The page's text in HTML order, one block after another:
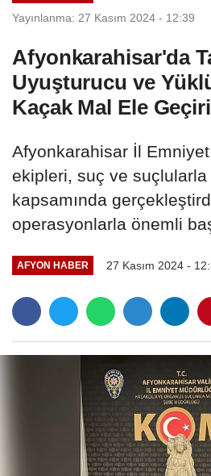
Yayınlanma: 27 Kasım 2024 - 12:39
Afyonkarahisar'da
Uyuşturucu ve
Kaçak Mal Ele
Afyonkarahisar İl
ekipleri, suç ve
kapsamında
operasyonlarla önemli
AFYON HABER 27 Kasım 2024 -